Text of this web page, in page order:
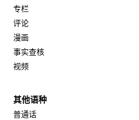
专栏
评论
漫画
事实查核
视频
其他语种
普通话